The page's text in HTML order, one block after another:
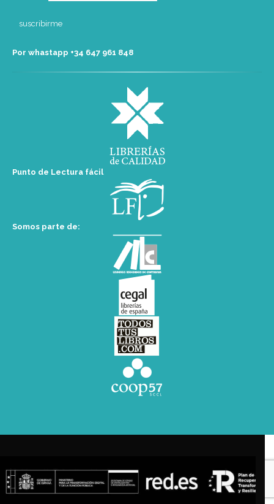
Por whastapp +34 ‭647 961 848‬
Punto de Lectura fácil
Somos parte de: